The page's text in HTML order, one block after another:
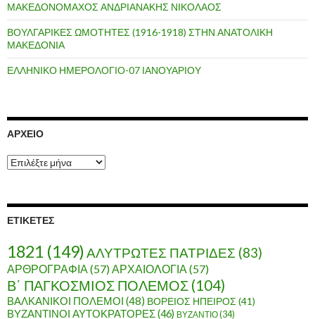
ΜΑΚΕΔΟΝΟΜΑΧΟΣ ΑΝΔΡΙΑΝΑΚΗΣ ΝΙΚΟΛΑΟΣ
ΒΟΥΛΓΑΡΙΚΕΣ ΩΜΟΤΗΤΕΣ (1916-1918) ΣΤΗΝ ΑΝΑΤΟΛΙΚΗ
ΜΑΚΕΔΟΝΙΑ
ΕΛΛΗΝΙΚΟ ΗΜΕΡΟΛΟΓΙΟ-07 ΙΑΝΟΥΑΡΙΟΥ
ΑΡΧΕΊΟ
Α
ρ
ο
ΕΤΙΚΈΤΕΣ
1821 (149)ΑΛΥΤΡΩΤΕΣ ΠΑΤΡΙΔΕΣ (83)
ΑΡΘΡΟΓΡΑΦΙΑ(57)ΑΡΧΑΙΟΛΟΓΙΑ(57)
Β΄ ΠΑΓΚΟΣΜΙΟΣ ΠΟΛΕΜΟΣ (104)
ΒΑΛΚΑΝΙΚΟΙ ΠΟΛΕΜΟΙ (48) ΒΟΡΕΙΟΣ ΗΠΕΙΡΟΣ (41)
ΒΥΖΑΝΤΙΝΟΙ ΑΥΤΟΚΡΑΤΟΡΕΣ(46) ΒΥΖΑΝΤΙΟ(34)